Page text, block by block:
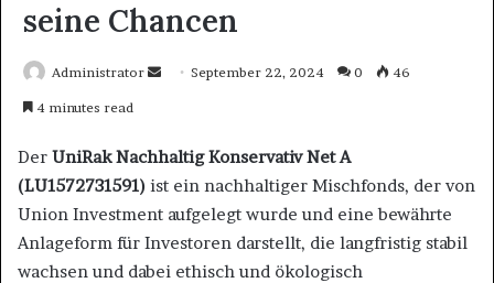
seine Chancen
Administrator
SendSeptember 22, 2024 0 46
4 minutes read
Der UniRak Nachhaltig Konservativ Net A
(LU1572731591) ist ein nachhaltiger Mischfonds, der von
Union Investment aufgelegt wurde und eine bewährte
Anlageform für Investoren darstellt, die langfristig stabil
wachsen und dabei ethisch und ökologisch